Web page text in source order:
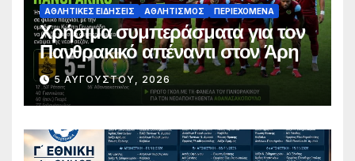
ΑΘΛΗΤΙΚΈΣ ΕΙΔΉΣΕΙΣ ΑΘΛΗΤΙΣΜΌΣ ΠΕΡΙΕΧΌΜΕΝΑ
Χρήσιμα συμπεράσματα για τον
Πανθρακικό απέναντι στον Άρη
5 ΑΥΓΟΎΣΤΟΥ, 2026